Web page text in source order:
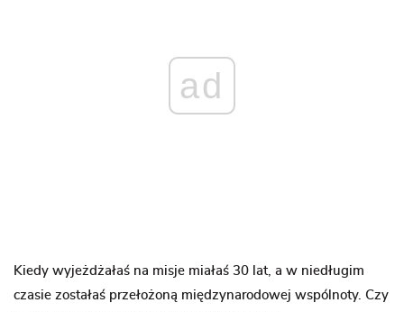
ad
Kiedy wyjeżdżałaś na misje miałaś 30 lat, a w niedługim
czasie zostałaś przełożoną międzynarodowej wspólnoty. Czy